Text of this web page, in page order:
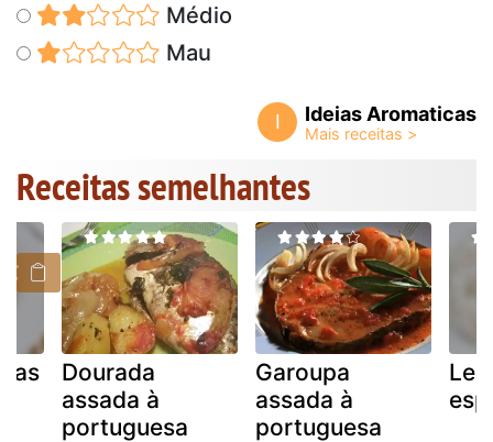
Médio
Mau
I Ideias Aromaticas
Receitas semelhantes
Dourada
assada à
portuguesa
Garoupa
assada à
portuguesa